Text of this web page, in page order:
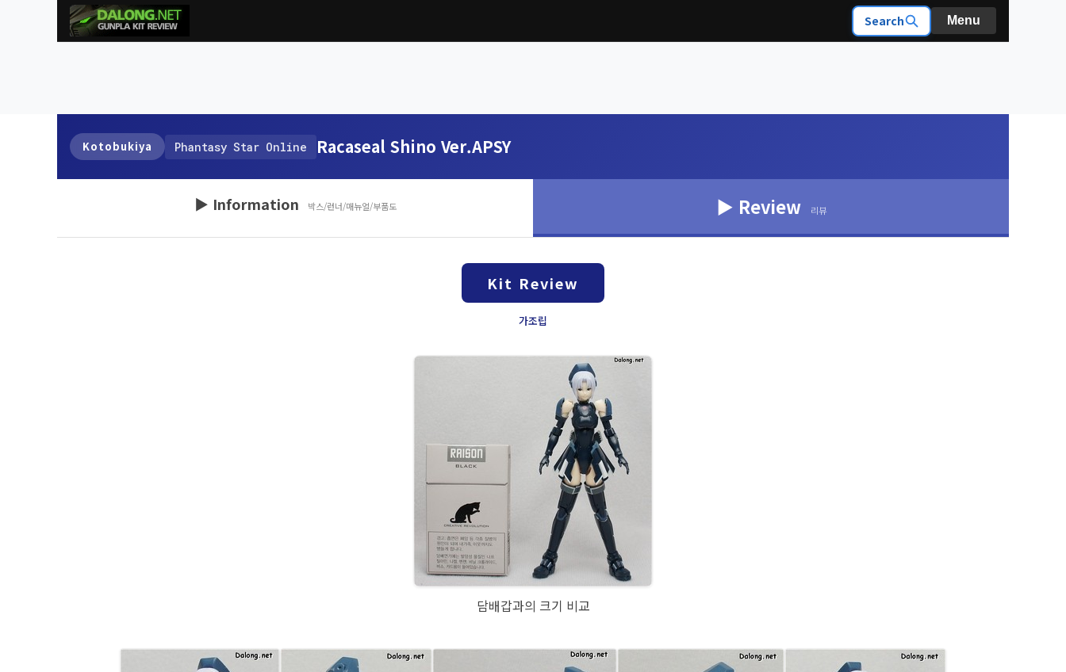
Search Menu
Kotobukiya Phantasy Star Online Racaseal Shino Ver.APSY
▶ Information 박스/런너/매뉴얼/부품도 ▶ Review 리뷰
Kit Review
가조립
담배갑과의 크기 비교